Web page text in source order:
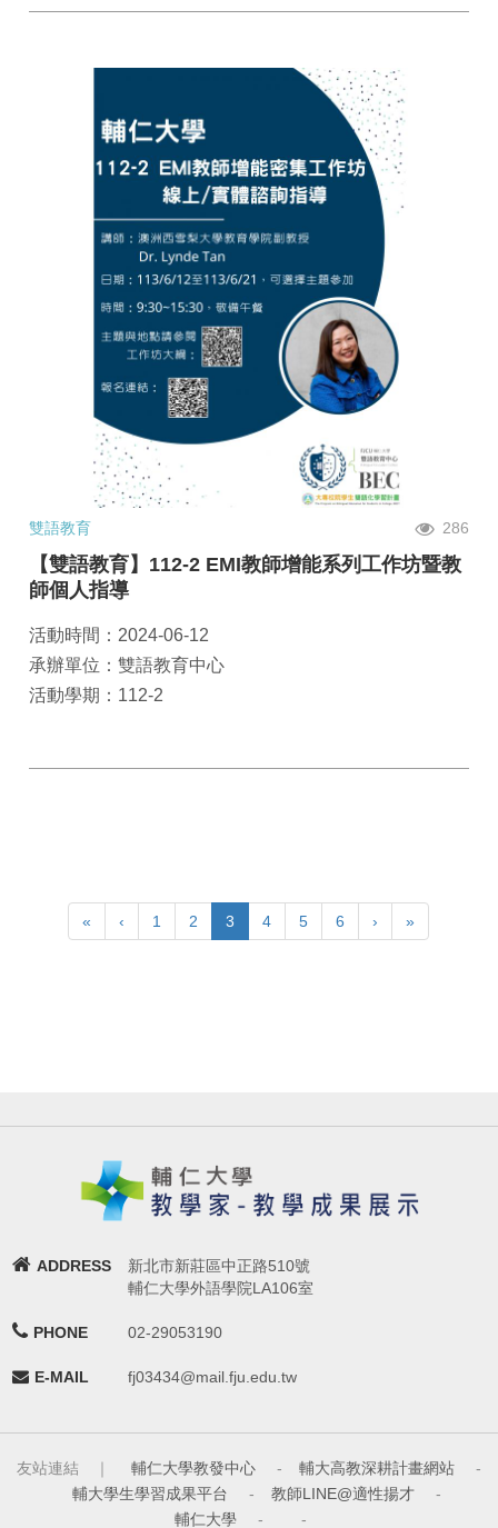
雙語教育 286
【雙語教育】112-2 EMI教師增能系列工作坊暨教
師個人指導
活動時間：2024-06-12
承辦單位：雙語教育中心
活動學期：112-2
« ‹ 1 2 3 4 5 6 › »
ADDRESS
新北市新莊區中正路510號
輔仁大學外語學院LA106室
PHONE 02-29053190
E-MAIL fj03434@mail.fju.edu.tw
友站連結 ｜ 輔仁大學教發中心 - 輔大高教深耕計畫網站
-
輔大學生學習成果平台
- 教師LINE@適性揚才
-
輔仁大學
- -